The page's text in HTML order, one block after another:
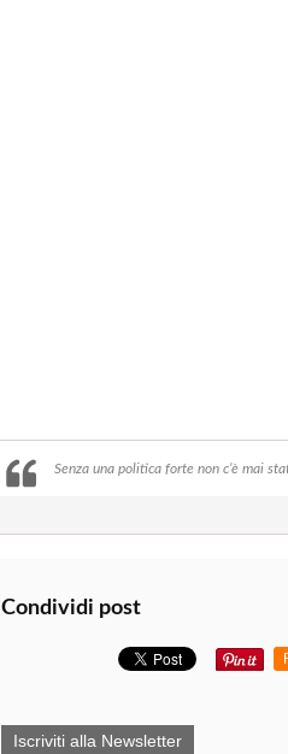
Senza una politica forte non c’è mai
Condividi post
Iscriviti alla Newsletter